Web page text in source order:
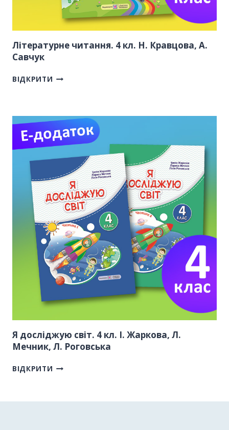
Літературне читання. 4 кл. Н. Кравцова, А.
Савчук
ВІДКРИТИ
Я досліджую світ. 4 кл. І. Жаркова, Л.
Мечник, Л. Роговська
ВІДКРИТИ